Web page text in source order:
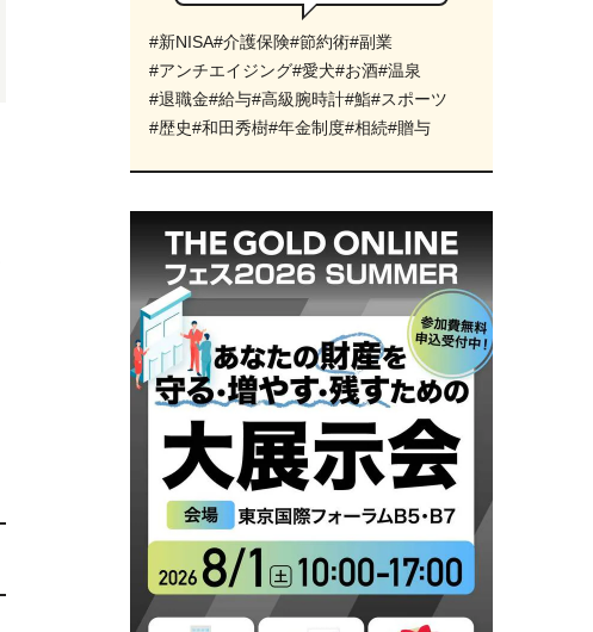
#新NISA#介護保険#節約術#副業
#アンチエイジング#愛犬#お酒#温泉
#退職金#給与#高級腕時計#鮨#スポーツ
#歴史#和田秀樹#年金制度#相続#贈与